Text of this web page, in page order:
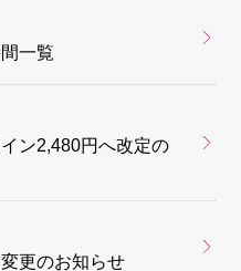
一覧
ン2,480円へ改定の
更のお知らせ